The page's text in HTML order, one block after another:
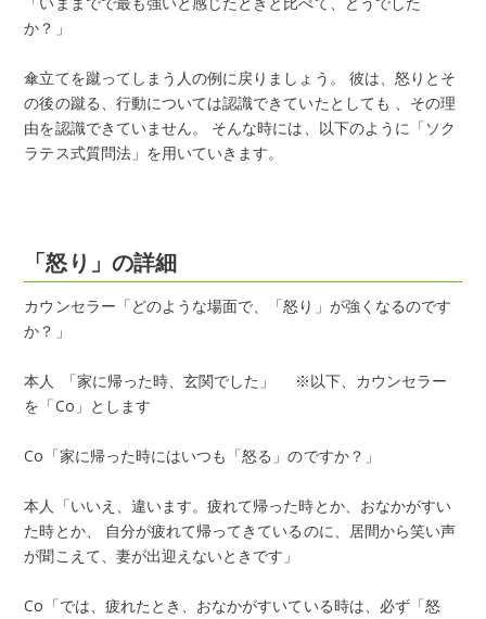
か？」
傘立てを蹴ってしまう人の例に戻りましょう。 彼は、怒りとそ
の後の蹴る、行動については認識できていたとしても 、その理
由を認識できていません。 そんな時には、以下のように「ソク
ラテス式質問法」を用いていきます。
「怒り」の詳細
カウンセラー「どのような場面で、「怒り」が強くなるのです
か？」
本人 「家に帰った時、玄関でした」 ※以下、カウンセラー
を「Co」とします
Co「家に帰った時にはいつも「怒る」のですか？」
本人「いいえ、違います。疲れて帰った時とか、おなかがすい
た時とか、 自分が疲れて帰ってきているのに、居間から笑い声
が聞こえて、妻が出迎えないときです」
Co「では、疲れたとき、おなかがすいている時は、必ず「怒